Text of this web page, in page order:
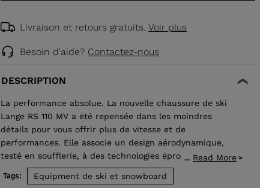
Livraison et retours gratuits. Voir plus
Besoin d'aide? Contactez-nous
DESCRIPTION
La performance absolue. La nouvelle chaussure de ski
Lange RS 110 MV a été repensée dans les moindres
détails pour vous offrir plus de vitesse et de
performances. Elle associe un design aérodynamique,
testé en soufflerie, à des technologies éprouvées en
compétition. Conçue avec la construction Dual Core,
développée par le service course Lange, la RS 110 MV
... Read More
Tags: Equipment de ski et snowboard